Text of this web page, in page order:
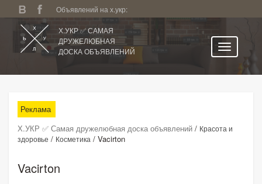
Объявлений на х.укр:
Х.УКР ✅ САМАЯ
ДРУЖЕЛЮБНАЯ
ДОСКА ОБЪЯВЛЕНИЙ
Все регионы
Категории
Избранное
Поиск по сайту
Реклама
Х.УКР ✅ Самая дружелюбная доска объявлений / Красота и
здоровье / Косметика / Vacirton
Vacirton